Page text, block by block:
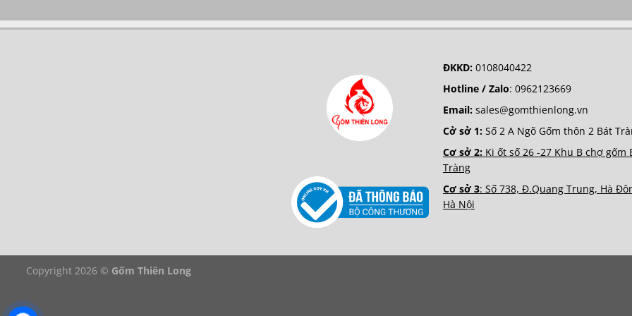
ĐKKD:0108040422
Hotline / Zalo: 0962123669
Email:sales@gomthienlong.vn
Cở sở 1:Số 2 A Ngõ Gốm thôn 2 Bát
Cơ sở 2:Ki ốt số 26 -27 Khu B chợ gốm
Tràng
Cơ sở 3: Số 738, Đ.Quang Trung, Hà
Hà Nội
Copyright 2026 © Gốm Thiên Long